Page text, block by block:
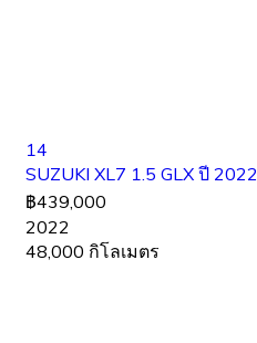
14
SUZUKI XL7 1.5 GLX ปี 2022
฿439,000
2022
48,000 กิโลเมตร